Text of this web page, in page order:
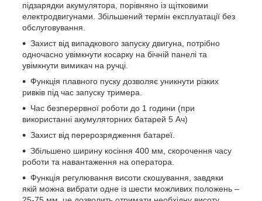
підзарядки акумулятора, порівняно із щітковими
електродвигунами. Збільшений термін експлуатації без
обслуговування.
Захист від випадкового запуску двигуна, потрібно
одночасно увімкнути косарку на бічній панелі та
увімкнути вимикач на ручці.
Функція плавного пуску дозволяє уникнути різких
ривків під час запуску тримера.
Час безперервної роботи до 1 години (при
використанні акумуляторних батарей 5 Ач)
Захист від перерозрядження батареї.
Збільшено ширину косіння 400 мм, скорочення часу
роботи та навантаження на оператора.
Функція регулювання висоти скошування, завдяки
якій можна вибрати одне із шести можливих положень –